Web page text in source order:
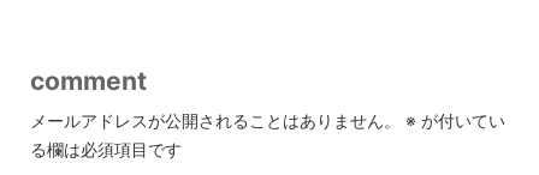
comment
メールアドレスが公開されることはありません。 ※ が付いてい
る欄は必須項目です